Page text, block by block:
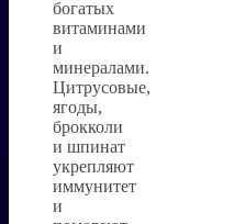
богатых
витаминами
и
минералами.
Цитрусовые,
ягоды,
брокколи
и шпинат
укрепляют
иммунитет
и